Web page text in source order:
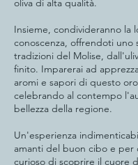
oliva di alta qualità.
Insieme, condivideranno la
conoscenza, offrendoti uno
tradizioni del Molise,
finito. Imparerai ad
aromi e sapori di questo
celebrando al contempo
bellezza della regione.
Un'esperienza
amanti del buon cibo e per
curioso di scoprire il cuore